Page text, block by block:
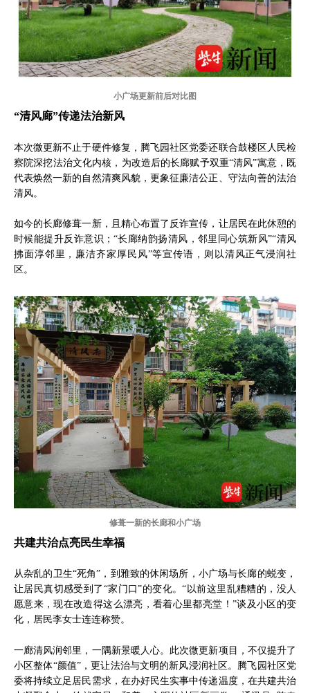
小广场更新前后对比图
“清风廊”传递法治新风
本次微更新不止于硬件修复，腾飞园社区党委还联合鼓楼区人民检
察院深挖法治文化内核，为改造后的长廊赋予双重“清风”寓意，既
代表焕然一新的自然清爽风貌，更象征廉洁公正、守法向善的法治
清风。
如今的长廊修葺一新，且精心布置了反诈宣传，让居民在此休憩的
时候能提升反诈意识；“长廊纳韵扬清风，邻里同心筑新风”“清风
拂面淳邻里，廉洁齐家厚民风”等宣传语，则以清风正气浸润社
区。
修葺一新的长廊和小广场
共建共治点亮民生幸福
从杂乱的卫生“死角”，到雅致的休闲场所，小广场与长廊的蜕变，
让居民真切感受到了“家门口”的变化。“以前这里乱糟糟的，没人
愿意来，现在改造得这么漂亮，看着心里都亮堂！”谈及小区的变
化，居民李女士连连称赞。
一廊清风润邻里，一隅新景暖人心。此次微更新项目，不仅提升了
小区整体“颜值”，更让法治与文明的新风浸润社区。腾飞园社区党
委将持续立足居民需求，在办好民生实事中传递温度，在共建共治